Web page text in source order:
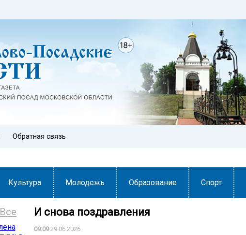
Обратная связь
Культура Молодежь Образование Спорт
Все И снова поздравления
09:0929.06.2026